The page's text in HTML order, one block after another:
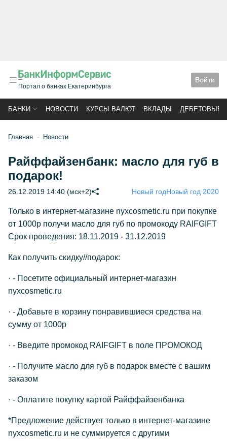
Портал о банках Екатеринбурга
Войти
БАНКИ НОВОСТИ КУРСЫ ВАЛЮТ ВКЛАДЫ ДЕБЕТОВЫЕ
Главная Новости
Райффайзенбанк: масло для губ в
подарок!
26.12.2019 14:40 (мск+2) Новый годНовый год 2020
Только в интернет-магазине nyxcosmetic.ru при покупке
от 1000р получи масло для губ по промокоду RAIFGIFT
Срок проведения: 18.11.2019 - 31.12.2019
Как получить скидку//подарок:
· - Посетите официальный интернет-магазин
nyxcosmetic.ru
· - Добавьте в корзину понравившиеся средства на
сумму от 1000р
· - Введите промокод RAIFGIFT в поле ПРОМОКОД
· - Получите масло для губ в подарок вместе с вашим
заказом
· - Оплатите покупку картой Райффайзенбанка
*Предложение действует только в интернет-магазине
nyxcosmetic.ru и не суммируется с другими